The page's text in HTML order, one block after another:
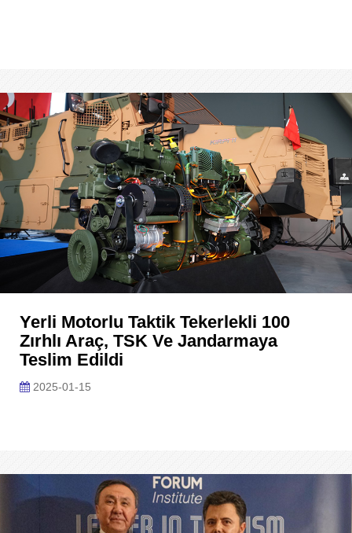
Yerli Motorlu Taktik Tekerlekli 100
Zırhlı Araç, TSK Ve Jandarmaya
Teslim Edildi
2025-01-15